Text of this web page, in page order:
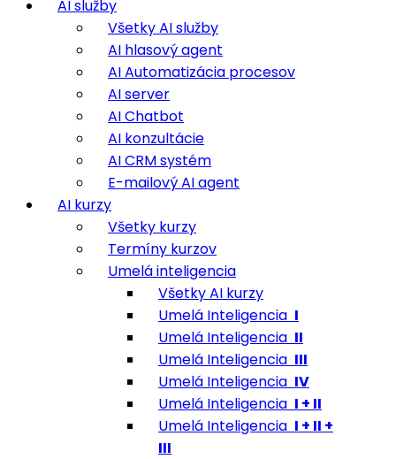
AI služby
Všetky AI služby
AI hlasový agent
AI Automatizácia procesov
AI server
AI Chatbot
AI konzultácie
AI CRM systém
E-mailový AI agent
AI kurzy
Všetky kurzy
Termíny kurzov
Umelá inteligencia
Všetky AI kurzy
Umelá Inteligencia I
Umelá Inteligencia II
Umelá Inteligencia III
Umelá Inteligencia IV
Umelá Inteligencia I + II
Umelá Inteligencia I + II +
III